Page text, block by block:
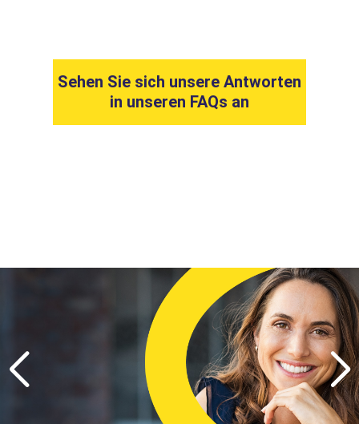
Sehen Sie sich unsere Antworten
in unseren FAQs an